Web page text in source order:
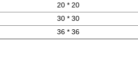
20 * 20
30 * 30
36 * 36